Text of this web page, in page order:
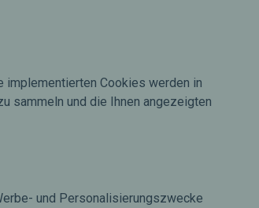
implementierten Cookies werden in
sammeln und die Ihnen angezeigten
und Personalisierungszwecke